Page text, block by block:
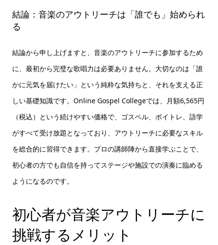
結論：音楽のアウトリーチは「誰でも」始められ
る
結論から申し上げますと、音楽のアウトリーチに参加するため
に、最初から完璧な歌唱力は必要ありません。大切なのは「誰
かに元気を届けたい」という純粋な気持ちと、それを支える正
しい基礎知識です。Online Gospel Collegeでは、月額6,565円
（税込）という続けやすい価格で、ゴスペル、ボイトレ、語学
がすべて受け放題となっており、アウトリーチに必要なスキル
を総合的に習得できます。プロの講師陣から直接学ぶことで、
初心者の方でも自信を持ってステージや施設での演奏に臨める
ようになるのです。
初心者が音楽アウトリーチに
挑戦するメリット